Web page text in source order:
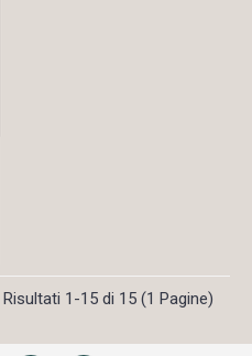
Risultati 1-15 di 15 (1 Pagine)